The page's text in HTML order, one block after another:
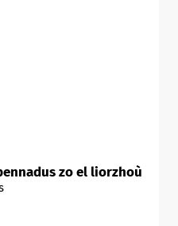
zo el liorzhoù